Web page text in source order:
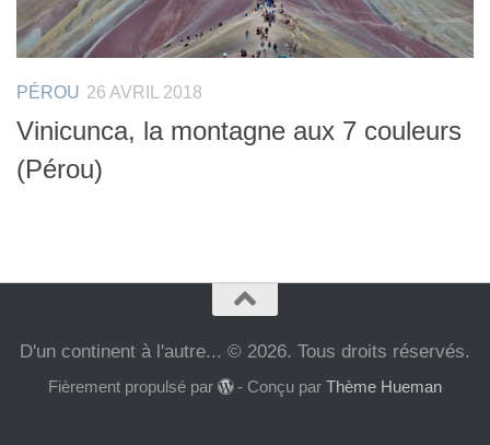
PÉROU 26 AVRIL 2018
Vinicunca, la montagne aux 7 couleurs
(Pérou)
D'un continent à l'autre... © 2026. Tous droits réservés.
Fièrement propulsé par - Conçu parThème Hueman